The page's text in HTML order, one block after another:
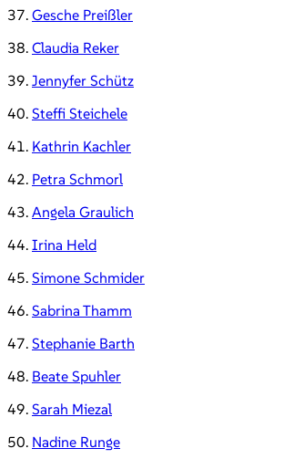
37. Gesche Preißler
38. Claudia Reker
39. Jennyfer Schütz
40. Steffi Steichele
41. Kathrin Kachler
42. Petra Schmorl
43. Angela Graulich
44. Irina Held
45. Simone Schmider
46. Sabrina Thamm
47. Stephanie Barth
48. Beate Spuhler
49. Sarah Miezal
50. Nadine Runge